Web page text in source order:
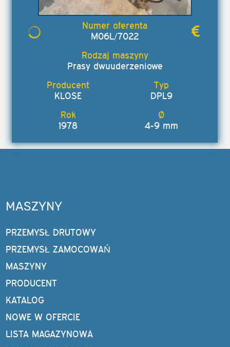
M06L/7022
Prasy dwuuderzeniowe
KLOSE DPL9
1978 4-9 mm
MASZYNY
PRZEMYSŁ DRUTOWY
PRZEMYSŁ ZAMOCOWAŃ
MASZYNY
PRODUCENT
KATALOG
NOWE W OFERCIE
LISTA MAGAZYNOWA